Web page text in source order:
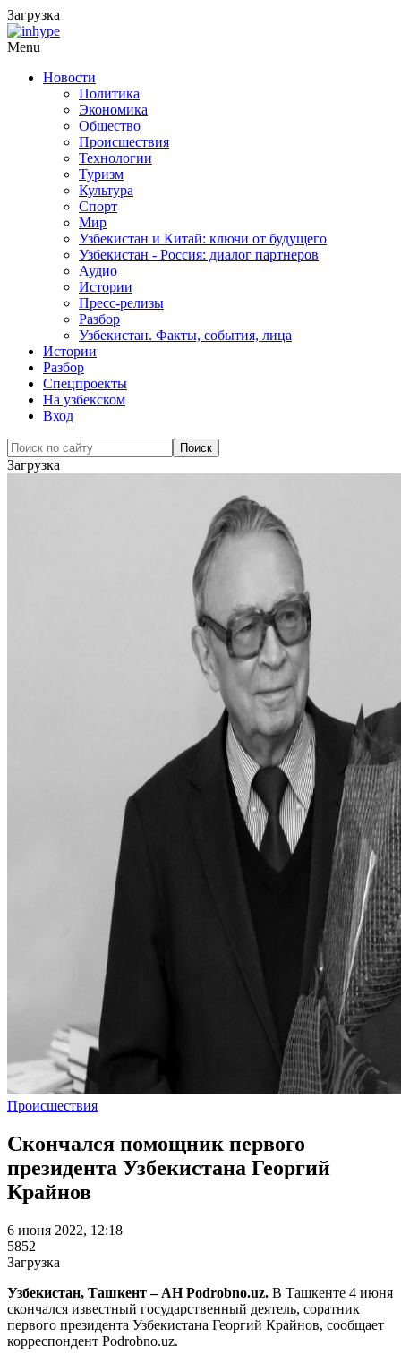
Загрузка
Menu
Новости
Политика
Экономика
Общество
Происшествия
Технологии
Туризм
Культура
Спорт
Мир
Узбекистан и Китай: ключи от будущего
Узбекистан - Россия: диалог партнеров
Аудио
Истории
Пресс-релизы
Разбор
Узбекистан. Факты, события, лица
Истории
Разбор
Спецпроекты
На узбекском
Вход
Загрузка
Происшествия
Скончался помощник первого
президента Узбекистана Георгий
Крайнов
6 июня 2022, 12:18
5852
Загрузка
Узбекистан, Ташкент – АН Podrobno.uz. В Ташкенте 4 июня
скончался известный государственный деятель, соратник
первого президента Узбекистана Георгий Крайнов, сообщает
корреспондент Podrobno.uz.